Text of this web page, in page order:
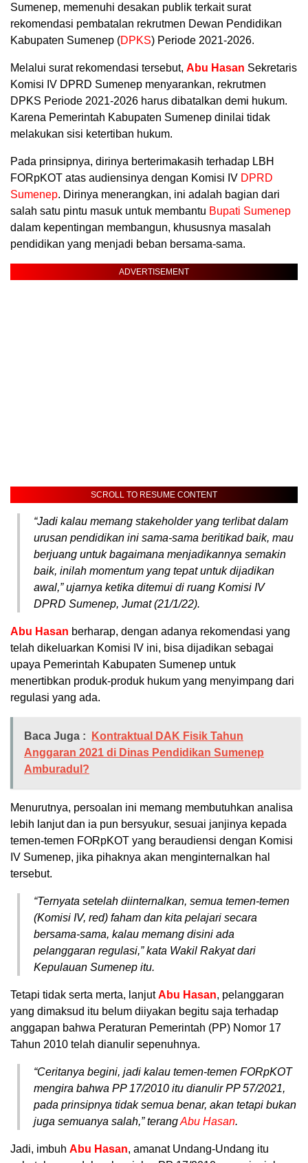
Sumenep, memenuhi desakan publik terkait surat
rekomendasi pembatalan rekrutmen Dewan Pendidikan
Kabupaten Sumenep (DPKS) Periode 2021-2026.
Melalui surat rekomendasi tersebut, Abu Hasan Sekretaris
Komisi IV DPRD Sumenep menyarankan, rekrutmen
DPKS Periode 2021-2026 harus dibatalkan demi hukum.
Karena Pemerintah Kabupaten Sumenep dinilai tidak
melakukan sisi ketertiban hukum.
Pada prinsipnya, dirinya berterimakasih terhadap LBH
FORpKOT atas audiensinya dengan Komisi IV DPRD
Sumenep. Dirinya menerangkan, ini adalah bagian dari
salah satu pintu masuk untuk membantu Bupati Sumenep
dalam kepentingan membangun, khususnya masalah
pendidikan yang menjadi beban bersama-sama.
ADVERTISEMENT
SCROLL TO RESUME CONTENT
“Jadi kalau memang stakeholder yang terlibat dalam
urusan pendidikan ini sama-sama beritikad baik, mau
berjuang untuk bagaimana menjadikannya semakin
baik, inilah momentum yang tepat untuk dijadikan
awal,” ujarnya ketika ditemui di ruang Komisi IV
DPRD Sumenep, Jumat (21/1/22).
Abu Hasan berharap, dengan adanya rekomendasi yang
telah dikeluarkan Komisi IV ini, bisa dijadikan sebagai
upaya Pemerintah Kabupaten Sumenep untuk
menertibkan produk-produk hukum yang menyimpang dari
regulasi yang ada.
Baca Juga :
Kontraktual DAK Fisik Tahun
Anggaran 2021 di Dinas Pendidikan Sumenep
Amburadul?
Menurutnya, persoalan ini memang membutuhkan analisa
lebih lanjut dan ia pun bersyukur, sesuai janjinya kepada
temen-temen FORpKOT yang beraudiensi dengan Komisi
IV Sumenep, jika pihaknya akan menginternalkan hal
tersebut.
“Ternyata setelah diinternalkan, semua temen-temen
(Komisi IV, red) faham dan kita pelajari secara
bersama-sama, kalau memang disini ada
pelanggaran regulasi,” kata Wakil Rakyat dari
Kepulauan Sumenep itu.
Tetapi tidak serta merta, lanjutAbu Hasan, pelanggaran
yang dimaksud itu belum diiyakan begitu saja terhadap
anggapan bahwa Peraturan Pemerintah (PP) Nomor 17
Tahun 2010 telah dianulir sepenuhnya.
“Ceritanya begini, jadi kalau temen-temen FORpKOT
mengira bahwa PP 17/2010 itu dianulir PP 57/2021,
pada prinsipnya tidak semua benar, akan tetapi bukan
juga semuanya salah,” terangAbu Hasan.
Jadi, imbuh Abu Hasan, amanat Undang-Undang itu